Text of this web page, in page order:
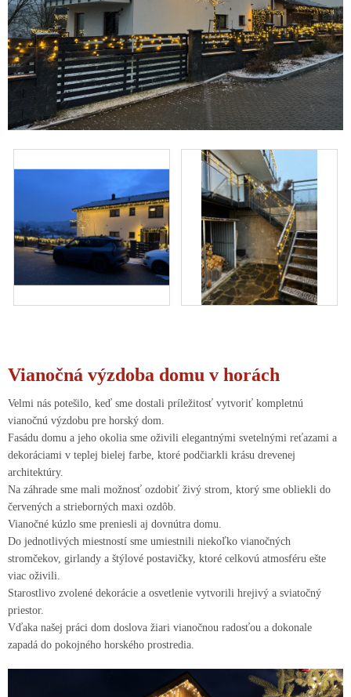
Vianočná výzdoba domu v horách
Velmi nás potešilo, keď sme dostali príležitosť vytvoriť kompletnú
vianočnú výzdobu pre horský dom.
Fasádu domu a jeho okolia sme oživili elegantnými svetelnými reťazami a
dekoráciami v teplej bielej farbe, ktoré podčiarkli krásu drevenej
architektúry.
Na záhrade sme mali možnosť ozdobiť živý strom, ktorý sme obliekli do
červených a strieborných maxi ozdôb.
Vianočné kúzlo sme preniesli aj dovnútra domu.
Do jednotlivých miestností sme umiestnili niekoľko vianočných
stromčekov, girlandy a štýlové postavičky, ktoré celkovú atmosféru ešte
viac oživili.
Starostlivo zvolené dekorácie a osvetlenie vytvorili hrejivý a sviatočný
priestor.
Vďaka našej práci dom doslova žiari vianočnou radosťou a dokonale
zapadá do pokojného horského prostredia.